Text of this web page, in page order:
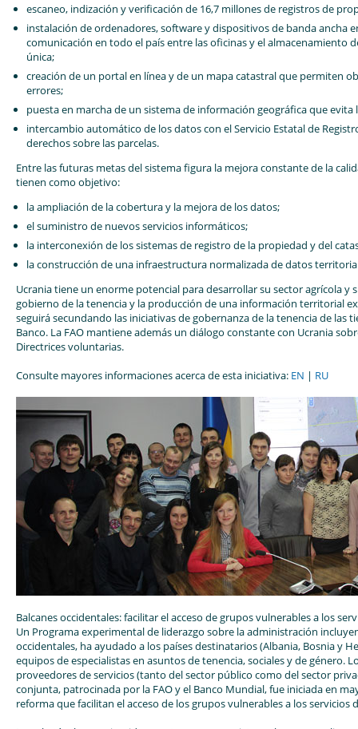
escaneo, indización y verificación de 16,7 millones de registros de
instalación de ordenadores, software y dispositivos de banda ancha
comunicación en todo el país entre las oficinas y el almacenamiento
única;
creación de un portal en línea y de un mapa catastral que permiten
errores;
puesta en marcha de un sistema de información geográfica que evita
intercambio automático de los datos con el Servicio Estatal de
derechos sobre las parcelas.
Entre las futuras metas del sistema figura la mejora constante de la
tienen como objetivo:
la ampliación de la cobertura y la mejora de los datos;
el suministro de nuevos servicios informáticos;
la interconexión de los sistemas de registro de la propiedad y del
la construcción de una infraestructura normalizada de datos
Ucrania tiene un enorme potencial para desarrollar su sector agrícola
gobierno de la tenencia y la producción de una información territorial
seguirá secundando las iniciativas de gobernanza de la tenencia de
Banco. La FAO mantiene además un diálogo constante con Ucrania
Directrices voluntarias.
Consulte mayores informaciones acerca de esta iniciativa: EN | RU
Balcanes occidentales: facilitar el acceso de grupos vulnerables a los
Un Programa experimental de liderazgo sobre la administración
occidentales, ha ayudado a los países destinatarios (Albania, Bosnia y
equipos de especialistas en asuntos de tenencia, sociales y de género.
proveedores de servicios (tanto del sector público como del sector
conjunta, patrocinada por la FAO y el Banco Mundial, fue iniciada en
reforma que facilitan el acceso de los grupos vulnerables a los servicios